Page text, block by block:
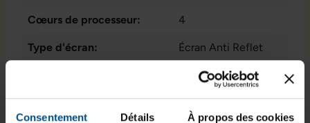
Consentement Détails À propos des cookies
Cœurs de processeur: 4
Type d'écran: Écran Anti Reflet
Taille de l'écran: 15,6 pouces